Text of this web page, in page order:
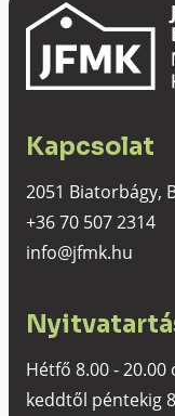
Kapcsolat
2051 Biatorbágy,
+36 70 507 2314
info@jfmk.hu
Hétfő 8.00 - 20.00
keddtől péntekig